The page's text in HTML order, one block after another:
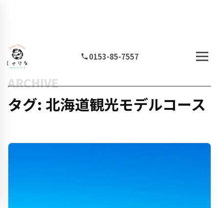
0153-85-7557
ARCHIVE
タグ: 北海道観光モデルコース